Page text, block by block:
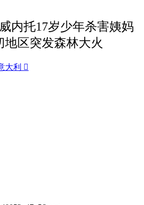
内托17岁少年杀害姨妈
地区突发森林大火
大利 